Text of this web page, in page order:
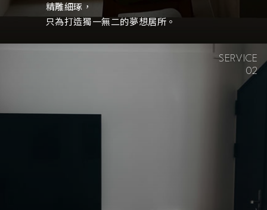
精雕細琢，
只為打造獨一無二的夢想居所。
SERVICE
02